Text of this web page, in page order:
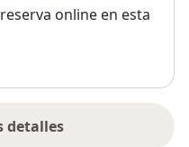
online en esta
detalles
la dirección